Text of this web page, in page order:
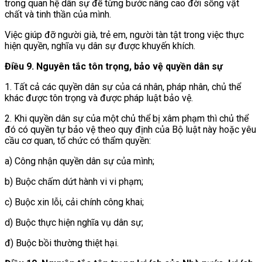
trong quan hệ dân sự để từng bước nâng cao đời sống vật
chất và tinh thần của mình.
Việc giúp đỡ người già, trẻ em, người tàn tật trong việc thực
hiện quyền, nghĩa vụ dân sự được khuyến khích.
Điều 9. Nguyên tắc tôn trọng, bảo vệ quyền dân sự
1. Tất cả các quyền dân sự của cá nhân, pháp nhân, chủ thể
khác được tôn trọng và được pháp luật bảo vệ.
2. Khi quyền dân sự của một chủ thể bị xâm phạm thì chủ thể
đó có quyền tự bảo vệ theo quy định của Bộ luật này hoặc yêu
cầu cơ quan, tổ chức có thẩm quyền:
a) Công nhận quyền dân sự của mình;
b) Buộc chấm dứt hành vi vi phạm;
c) Buộc xin lỗi, cải chính công khai;
d) Buộc thực hiện nghĩa vụ dân sự;
đ) Buộc bồi thường thiệt hại.